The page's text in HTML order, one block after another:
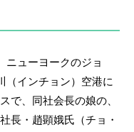
ニューヨークのジョ
（インチョン）空港に
で、同社会長の娘の、
長・趙顕娥氏（チョ・